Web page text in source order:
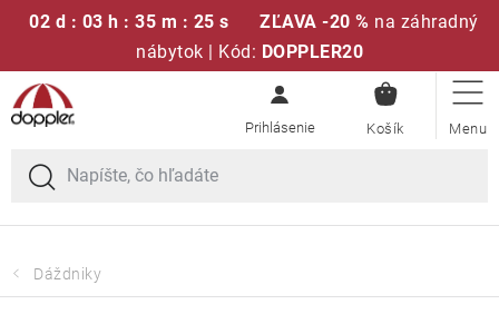
02 d : 03 h : 35 m : 25 s ZĽAVA -20 % na záhradný
nábytok | Kód: DOPPLER20
Prejsť
na
obsah
KOŠÍK
Sedacie súpravy
Slnečníky
Polstre a sedáky
Dáždniky